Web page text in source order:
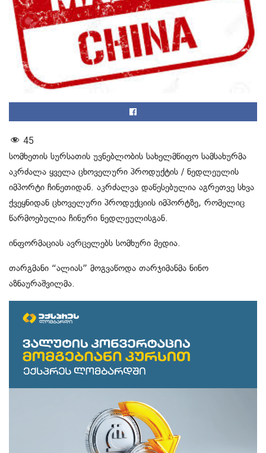
45
სომხეთის სურსათის უვნებლობის სახელმწიფო სამსახურმა
აკრძალა ყველა ცხოველური პროდუქტის / ნედლეულის
იმპორტი ჩინეთიდან. აკრძალვა დაწესებულია აგრეთვე სხვა
ქვეყნიდან ცხოველური პროდუქციის იმპორტზე, რომელიც
წარმოებულია ჩინური ნედლეულისგან.
ინფორმაციას ავრცელებს სომხური მედია.
თარგმანი “ალიას” მოგვაწოდა თარჯიმანმა ნინო
აზნაურაშვილმა.